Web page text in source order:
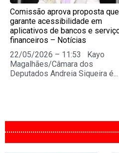
Comissão aprova proposta que
garante acessibilidade em
aplicativos de bancos e
financeiros – Notícias
22/05/2026 – 11:53 Kayo
Magalhães/Câmara dos
Deputados Andreia Siqueira é...